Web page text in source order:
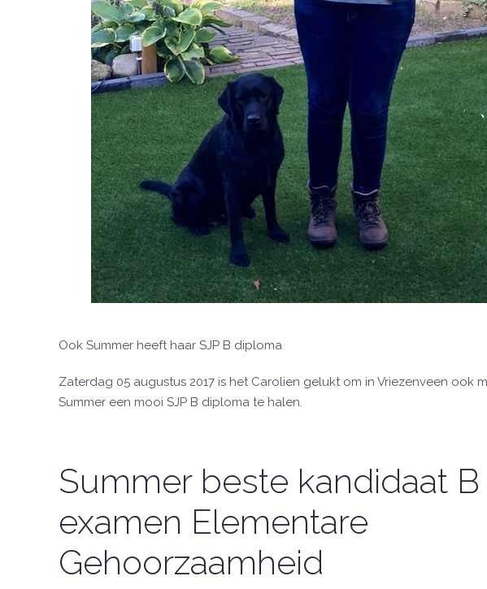
Ook Summer heeft haar SJP B diploma
Zaterdag 05 augustus 2017 is het Carolien gelukt om in Vriezenveen ook
Summer een mooi SJP B diploma te halen.
Summer beste kandidaat B
examen Elementare
Gehoorzaamheid